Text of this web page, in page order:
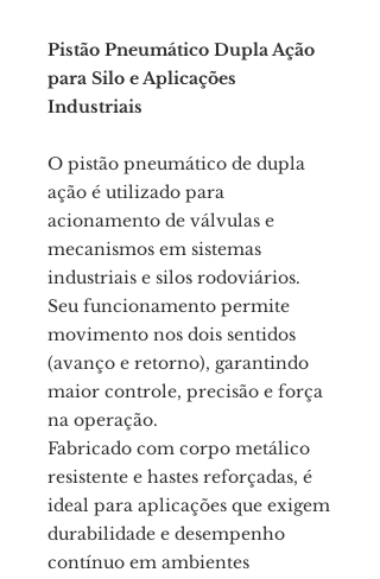
Pistão Pneumático Dupla Ação
para Silo e Aplicações
Industriais
O pistão pneumático de dupla
ação é utilizado para
acionamento de válvulas e
mecanismos em sistemas
industriais e silos rodoviários.
Seu funcionamento permite
movimento nos dois sentidos
(avanço e retorno), garantindo
maior controle, precisão e força
na operação.
Fabricado com corpo metálico
resistente e hastes reforçadas, é
ideal para aplicações que exigem
durabilidade e desempenho
contínuo em ambientes